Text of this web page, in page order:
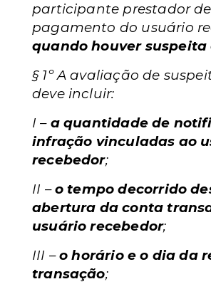
participante prestador
pagamento do usuário
quando houver suspeita
§ 1º A avaliação de
deve incluir:
I – a quantidade de
infração vinculadas ao
recebedor;
II –o tempo decorrido
abertura da conta
usuário recebedor;
III –o horário e o dia da
transação;